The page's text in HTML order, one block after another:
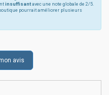
insuffisant avec une note globale de 2/5.
pourrait améliorer plusieurs
avis